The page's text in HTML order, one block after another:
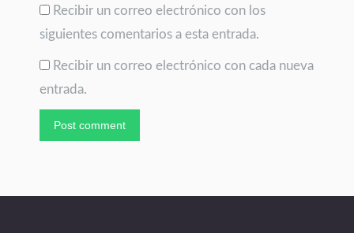
Recibir un correo electrónico con los
siguientes comentarios a esta entrada.
Recibir un correo electrónico con cada nueva
entrada.
Post comment